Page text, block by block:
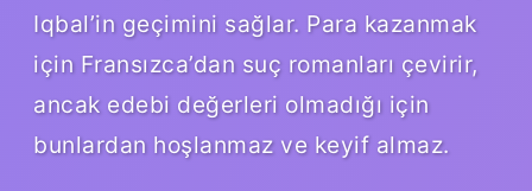
Iqbal’in geçimini sağlar. Para kazanmak
için Fransızca’dan suç romanları çevirir,
ancak edebi değerleri olmadığı için
bunlardan hoşlanmaz ve keyif almaz.